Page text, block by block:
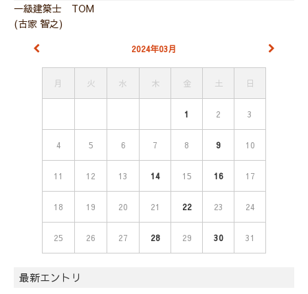
一級建築士 TOM
(古家 智之)
2024年03月
月 火 水 木 金 土 日
1 2 3
4 5 6 7 8 9 10
11 12 13 14 15 16 17
18 19 20 21 22 23 24
25 26 27 28 29 30 31
最新エントリ